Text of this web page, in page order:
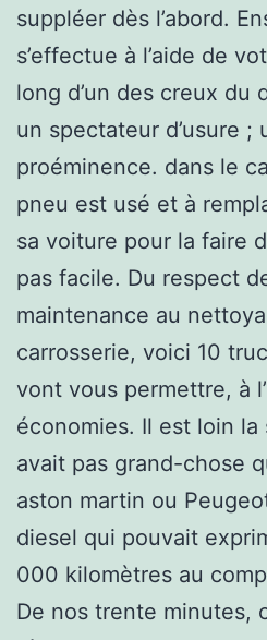
suppléer dès l’abord.
s’effectue à l’aide de
long d’un des creux du
un spectateur d’usure ;
proéminence. dans le
pneu est usé et à
sa voiture pour la faire
pas facile. Du respect
maintenance au
carrosserie, voici 10
vont vous permettre, à
économies. Il est loin la
avait pas grand-chose
aston martin ou
diesel qui pouvait
000 kilomètres au
De nos trente minutes,